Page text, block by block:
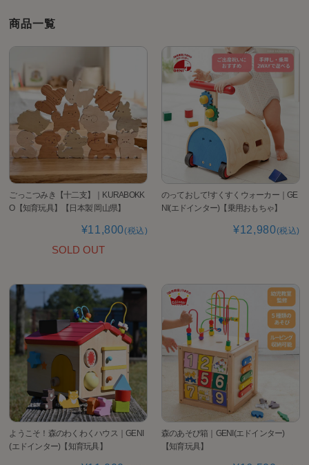
商品一覧
ごっこつみき【十二支】｜KURABOKK
O【知育玩具】【日本製 岡山県】
¥11,800(税込)
SOLD OUT
のっておして!すくすくウォーカー｜GE
NI(エドインター)【乗用おもちゃ】
¥12,980(税込)
ようこそ！森のわくわくハウス｜GENI
(エドインター)【知育玩具】
森のあそび箱｜GENI(エドインター)
【知育玩具】